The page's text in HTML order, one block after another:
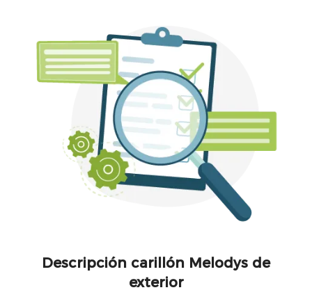
Descripción carillón Melodys de
exterior